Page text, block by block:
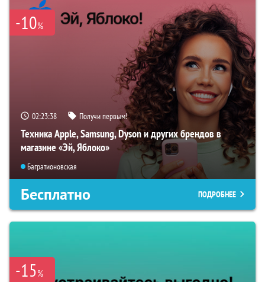
-10%
02:23:37 Получи первым!
Техника Apple, Samsung, Dyson и других брендов в
магазине «Эй, Яблоко»
Багратионовская
Бесплатно ПОДРОБНЕЕ
-15%